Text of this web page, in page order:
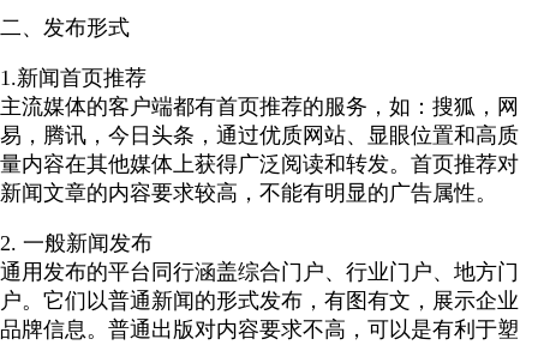
二、发布形式
1.新闻首页推荐
主流媒体的客户端都有首页推荐的服务，如：搜狐，网
易，腾讯，今日头条，通过优质网站、显眼位置和高质
量内容在其他媒体上获得广泛阅读和转发。首页推荐对
新闻文章的内容要求较高，不能有明显的广告属性。
2. 一般新闻发布
通用发布的平台同行涵盖综合门户、行业门户、地方门
户。它们以普通新闻的形式发布，有图有文，展示企业
品牌信息。普通出版对内容要求不高，可以是有利于塑